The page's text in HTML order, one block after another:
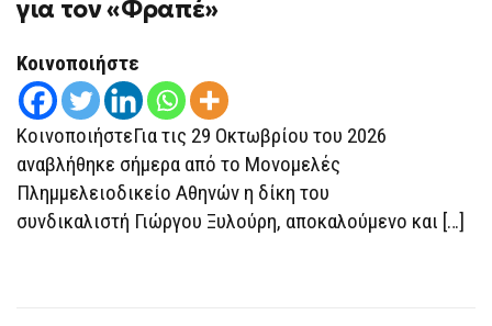
για τον «Φραπέ»
Κοινοποιήστε
ΚοινοποιήστεΓια τις 29 Οκτωβρίου του 2026
αναβλήθηκε σήμερα από το Μονομελές
Πλημμελειοδικείο Αθηνών η δίκη του
συνδικαλιστή Γιώργου Ξυλούρη, αποκαλούμενο και […]